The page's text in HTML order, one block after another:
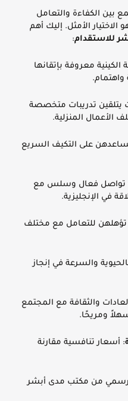
بين الكفاءة والتعامل
الاختيار الأمثل. إليك أهم
للاستقدام:
الكينية معروفة بإتقانها
واهتمام.
يتلقين تدريبات متخصصة
الأعمال المنزلية.
على التكيف السريع
تواصل فعال وسلس مع
في الإنجليزية.
تؤهلهن للتعامل مع مختلف
والسرعة في إنجاز
والثقافة مع المجتمع
ومريحًا.
: أسعار تنافسية مقارنة
من مكتب مدى أبشر